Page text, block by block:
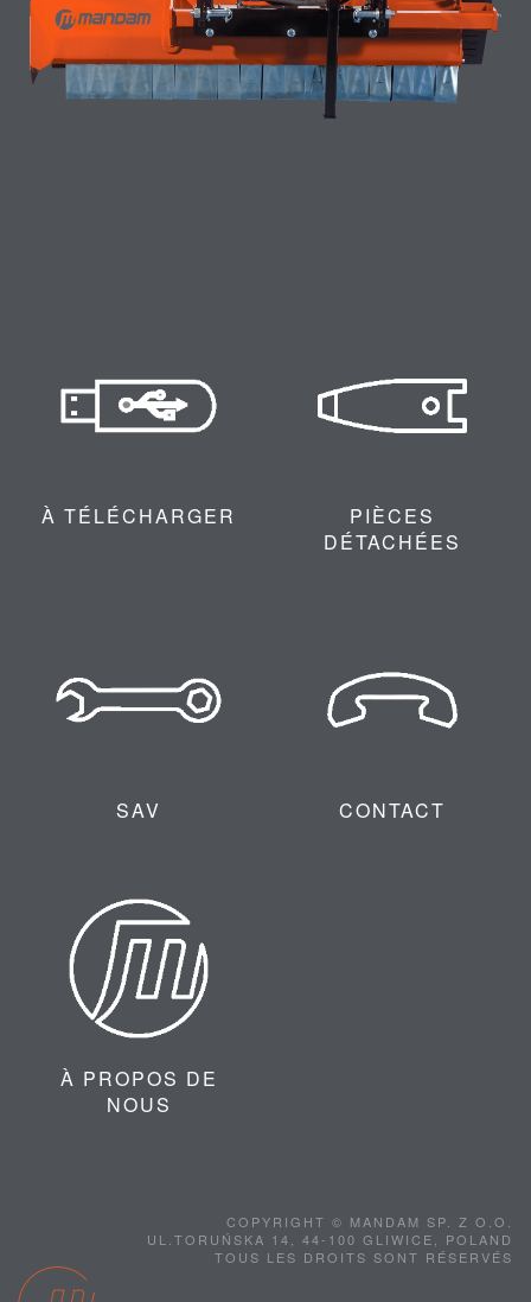
À TÉLÉCHARGER
PIÈCES
DÉTACHÉES
SAV CONTACT
À PROPOS DE
NOUS
COPYRIGHT © MANDAM SP. Z O.O.
UL.TORUŃSKA 14, 44-100 GLIWICE, POLAND
TOUS LES DROITS SONT RÉSERVÉS